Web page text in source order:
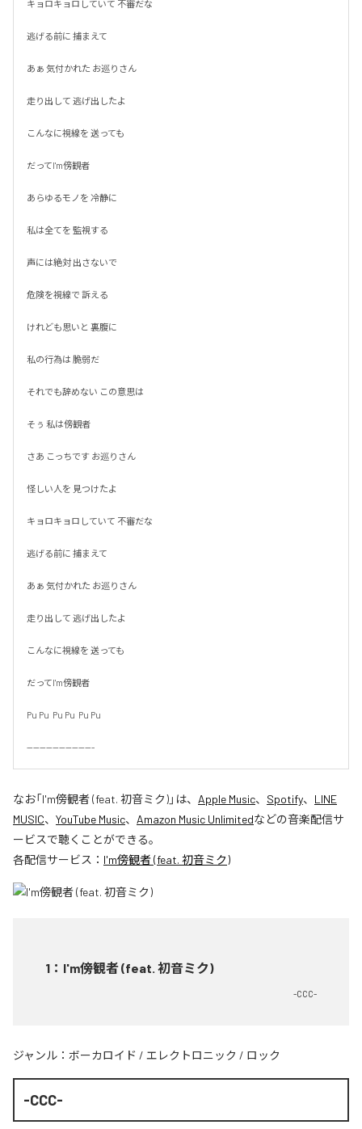
キョロキョロしていて 不審だな
逃げる前に 捕まえて
あぁ 気付かれた お巡りさん
走り出して 逃げ出したよ
こんなに視線を 送っても
だってI'm傍観者
あらゆるモノを 冷静に
私は全てを 監視する
声には絶対 出さないで
危険を視線で 訴える
けれども思いと 裏腹に
私の行為は 脆弱だ
それでも辞めない この意思は
そぅ 私は傍観者
さあ こっちです お巡りさん
怪しい人を 見つけたよ
キョロキョロしていて 不審だな
逃げる前に 捕まえて
あぁ 気付かれた お巡りさん
走り出して 逃げ出したよ
こんなに視線を 送っても
だってI'm傍観者
Pu Pu  Pu Pu  Pu Pu
---------------------
なお「I'm傍観者 (feat. 初音ミク)」は、 Apple Music、 Spotify、 LINE
MUSIC、 YouTube Music、 Amazon Music Unlimitedなどの音楽配信サ
ービスで聴くことができる。
各配信サービス： I'm傍観者 (feat. 初音ミク)
1 ： I'm傍観者 (feat. 初音ミク)
-CCC-
ジャンル： ボーカロイド / エレクトロニック / ロック
-CCC-